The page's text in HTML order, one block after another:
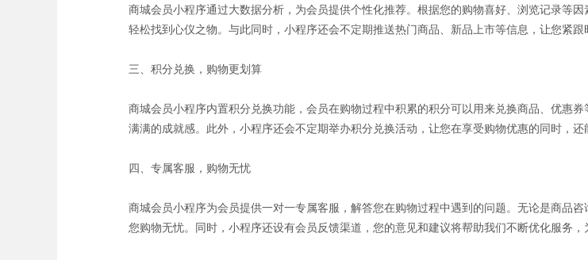
商城会员小程序通过大数据分析，为会员提供个性化推荐。根据您的购物喜好、浏览记录等
轻松找到心仪之物。与此同时，小程序还会不定期推送热门商品、新品上市等信息，让您紧跟
三、积分兑换，购物更划算
商城会员小程序内置积分兑换功能，会员在购物过程中积累的积分可以用来兑换商品、优惠
满满的成就感。此外，小程序还会不定期举办积分兑换活动，让您在享受购物优惠的同时，还
四、专属客服，购物无忧
商城会员小程序为会员提供一对一专属客服，解答您在购物过程中遇到的问题。无论是商品
您购物无忧。同时，小程序还设有会员反馈渠道，您的意见和建议将帮助我们不断优化服务，